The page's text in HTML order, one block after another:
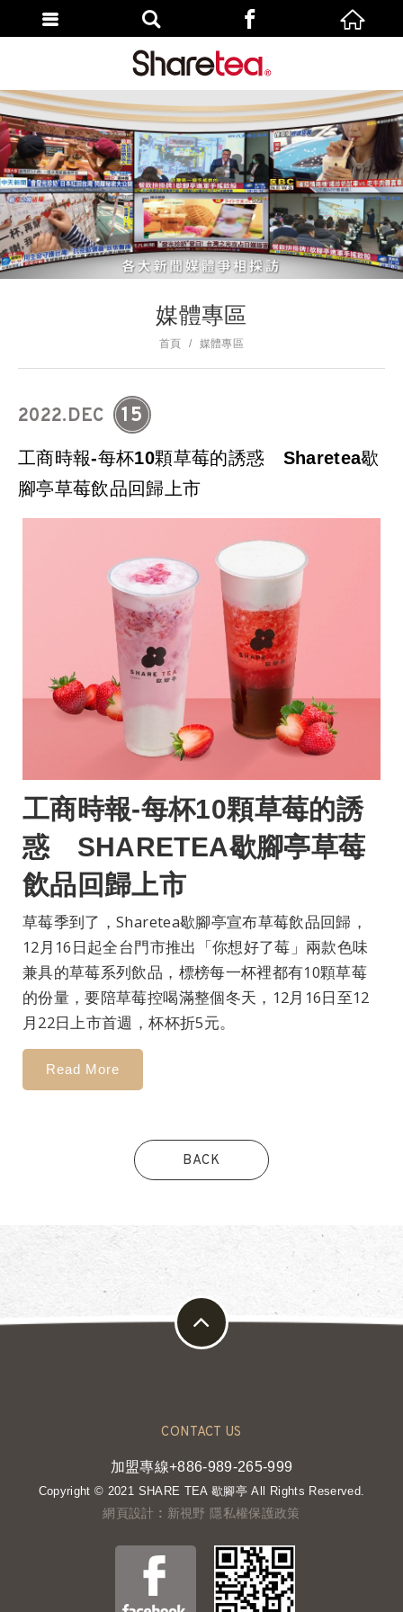
媒體專區
首頁 媒體專區
2022.DEC 15
工商時報-每杯10顆草莓的誘惑 Sharetea歇
腳亭草莓飲品回歸上市
工商時報-每杯10顆草莓的誘
惑 SHARETEA歇腳亭草莓
飲品回歸上市
草莓季到了，Sharetea歇腳亭宣布草莓飲品回歸，
12月16日起全台門市推出「你想好了莓」兩款色味
兼具的草莓系列飲品，標榜每一杯裡都有10顆草莓
的份量，要陪草莓控喝滿整個冬天，12月16日至12
月22日上市首週，杯杯折5元。
Read More
BACK
CONTACT US
加盟專線+886-989-265-999
Copyright © 2021 SHARE TEA 歇腳亭 All Rights Reserved.
網頁設計 : 新視野 隱私權保護政策